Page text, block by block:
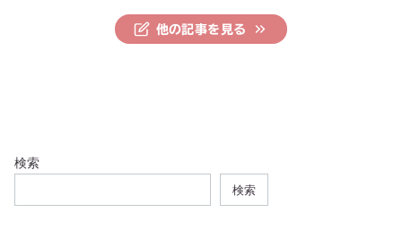
他の記事を見る
検索
検索